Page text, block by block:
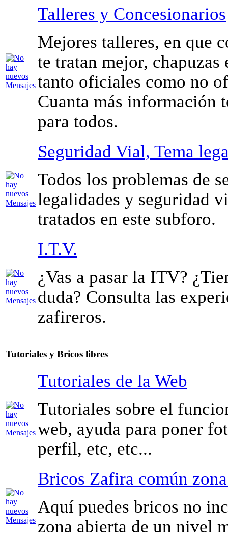
Talleres y Concesionarios
Mejores talleres, en que
te tratan mejor, chapuzas
tanto oficiales como no
Cuanta más información
para todos.
Seguridad Vial, Tema
Todos los problemas de
legalidades y seguridad
tratados en este subforo.
I.T.V.
¿Vas a pasar la ITV?
duda? Consulta las
zafireros.
Tutoriales y Bricos libres
Tutoriales de la Web
Tutoriales sobre el
web, ayuda para poner
perfil, etc, etc...
Bricos Zafira común
Aquí puedes bricos no
zona abierta de un nivel